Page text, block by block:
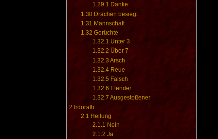
1.29.1 Danke
1.30 Drachen besiegt
1.31 Mannschaft
1.32 Gerüchte
1.32.1 Unter 3
1.32.2 Über 7
1.32.3 Arsch
1.32.4 Reue
1.32.5 Falsch
1.32.6 Elender
1.32.7Ausgestoßener
2 Irdorath
2.1 Heilung
2.1.1 Nein
2.1.2 Ja